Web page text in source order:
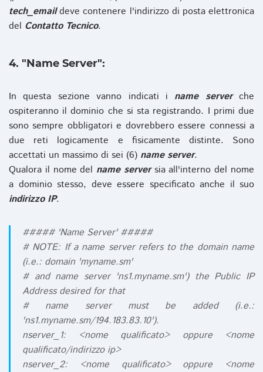
tech_emaildeve contenere l'indirizzo di posta elettronica
del Contatto Tecnico.
4. "Name Server":
In questa sezione vanno indicati i name serverche
ospiteranno il dominio che si sta registrando. I primi due
sono sempre obbligatori e dovrebbero essere connessi a
due reti logicamente e fisicamente distinte. Sono
accettati un massimo di sei (6) name server.
Qualora il nome del name serversia all'interno del nome
a dominio stesso, deve essere specificato anche il suo
indirizzo IP.
##### 'Name Server' #####
# NOTE: If a name server refers to the domain name
(i.e.: domain 'myname.sm'
# and name server 'ns1.myname.sm') the Public IP
Address desired for that
# name server must be added (i.e.:
'ns1.myname.sm/194.183.83.10').
nserver_1: <nome qualificato> oppure <nome
qualificato/indirizzo ip>
nserver_2: <nome qualificato> oppure <nome